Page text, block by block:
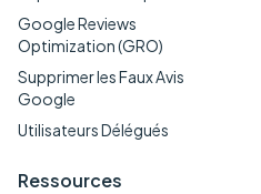
Google Reviews
Optimization (GRO)
Supprimer les Faux Avis
Google
Utilisateurs Délégués
Ressources